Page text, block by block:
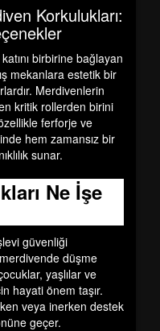
Korkulukları:
birbirine bağlayan
mekanlara estetik bir
Merdivenlerin
kritik rollerden birini
ferforje ve
hem zamansız bir
sunar.
Ne İşe
güvenliği
düşme
yaşlılar ve
hayati önem taşır.
veya inerken destek
geçer.